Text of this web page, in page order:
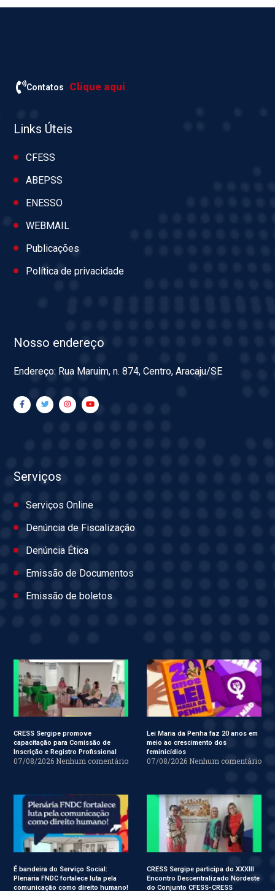
Contatos Clique aqui
Links Úteis
CFESS
ABEPSS
ENESSO
WEBMAIL
Publicações
Política de privacidade
Nosso endereço
Endereço: Rua Maruim, n. 874, Centro, Aracaju/SE
Serviços
Serviços Online
Denúncia de Fiscalização
Denúncia Ética
Emissão de Documentos
Emissão de boletos
CRESS Sergipe promove
capacitação para Comissão de
Inscrição e Registro Profissional
07/08/2026 Nenhum comentário
Lei Maria da Penha faz 20 anos em
meio ao crescimento dos
feminicídios
07/08/2026 Nenhum comentário
É bandeira do Serviço Social:
Plenária FNDC fortalece luta pela
comunicação como direito humano!
CRESS Sergipe participa do XXXIII
Encontro Descentralizado Nordeste
do Conjunto CFESS-CRESS